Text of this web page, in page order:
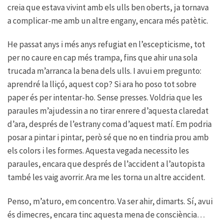
creia que estava vivint amb els ulls ben oberts, ja tornava
a complicar-me amb un altre engany, encara més patètic.
He passat anys i més anys refugiat en l’escepticisme, tot
per no caure en cap més trampa, fins que ahir una sola
trucada m’arranca la bena dels ulls. I avui em pregunto:
aprendré la lliçó, aquest cop? Si ara ho poso tot sobre
paper és per intentar-ho. Sense presses. Voldria que les
paraules m’ajudessin a no tirar enrere d’aquesta claredat
d’ara, després de l’estrany coma d’aquest matí. Em podria
posar a pintar i pintar, però sé que no en tindria prou amb
els colors i les formes. Aquesta vegada necessito les
paraules, encara que després de l’accident a l’autopista
també les vaig avorrir. Ara me les torna un altre accident.
Penso, m’aturo, em concentro. Va ser ahir, dimarts. Sí, avui
és dimecres, encara tinc aquesta mena de consciència…